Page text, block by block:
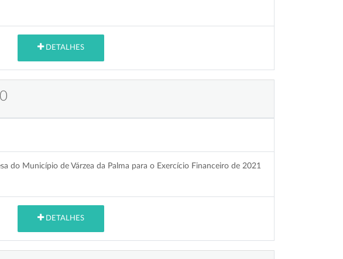
DETALHES
do Município de Várzea da Palma para o Exercício Financeiro de 2021
DETALHES